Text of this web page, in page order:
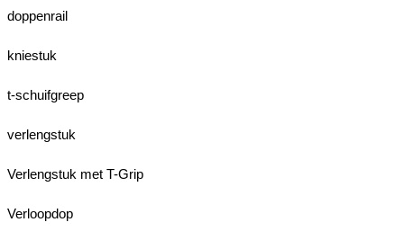
doppenrail
kniestuk
t-schuifgreep
verlengstuk
Verlengstuk met T-Grip
Verloopdop